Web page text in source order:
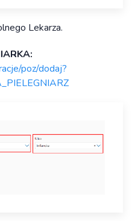
Lekarza.
poz/dodaj?